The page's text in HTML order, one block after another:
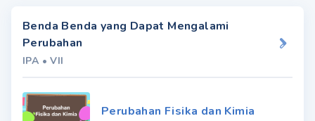
Benda Benda yang Dapat Mengalami
Perubahan
IPA •VII
Perubahan Fisika dan Kimia